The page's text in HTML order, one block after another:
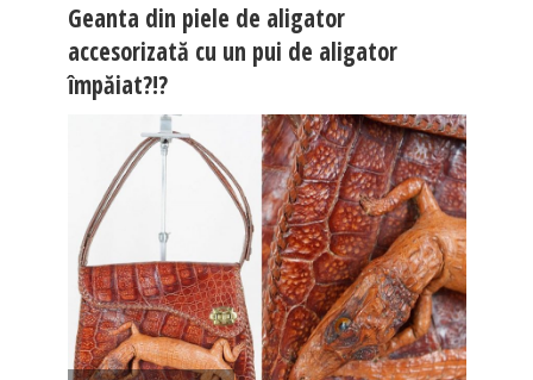
Geanta din piele de aligator
accesorizată cu un pui de aligator
împăiat?!?